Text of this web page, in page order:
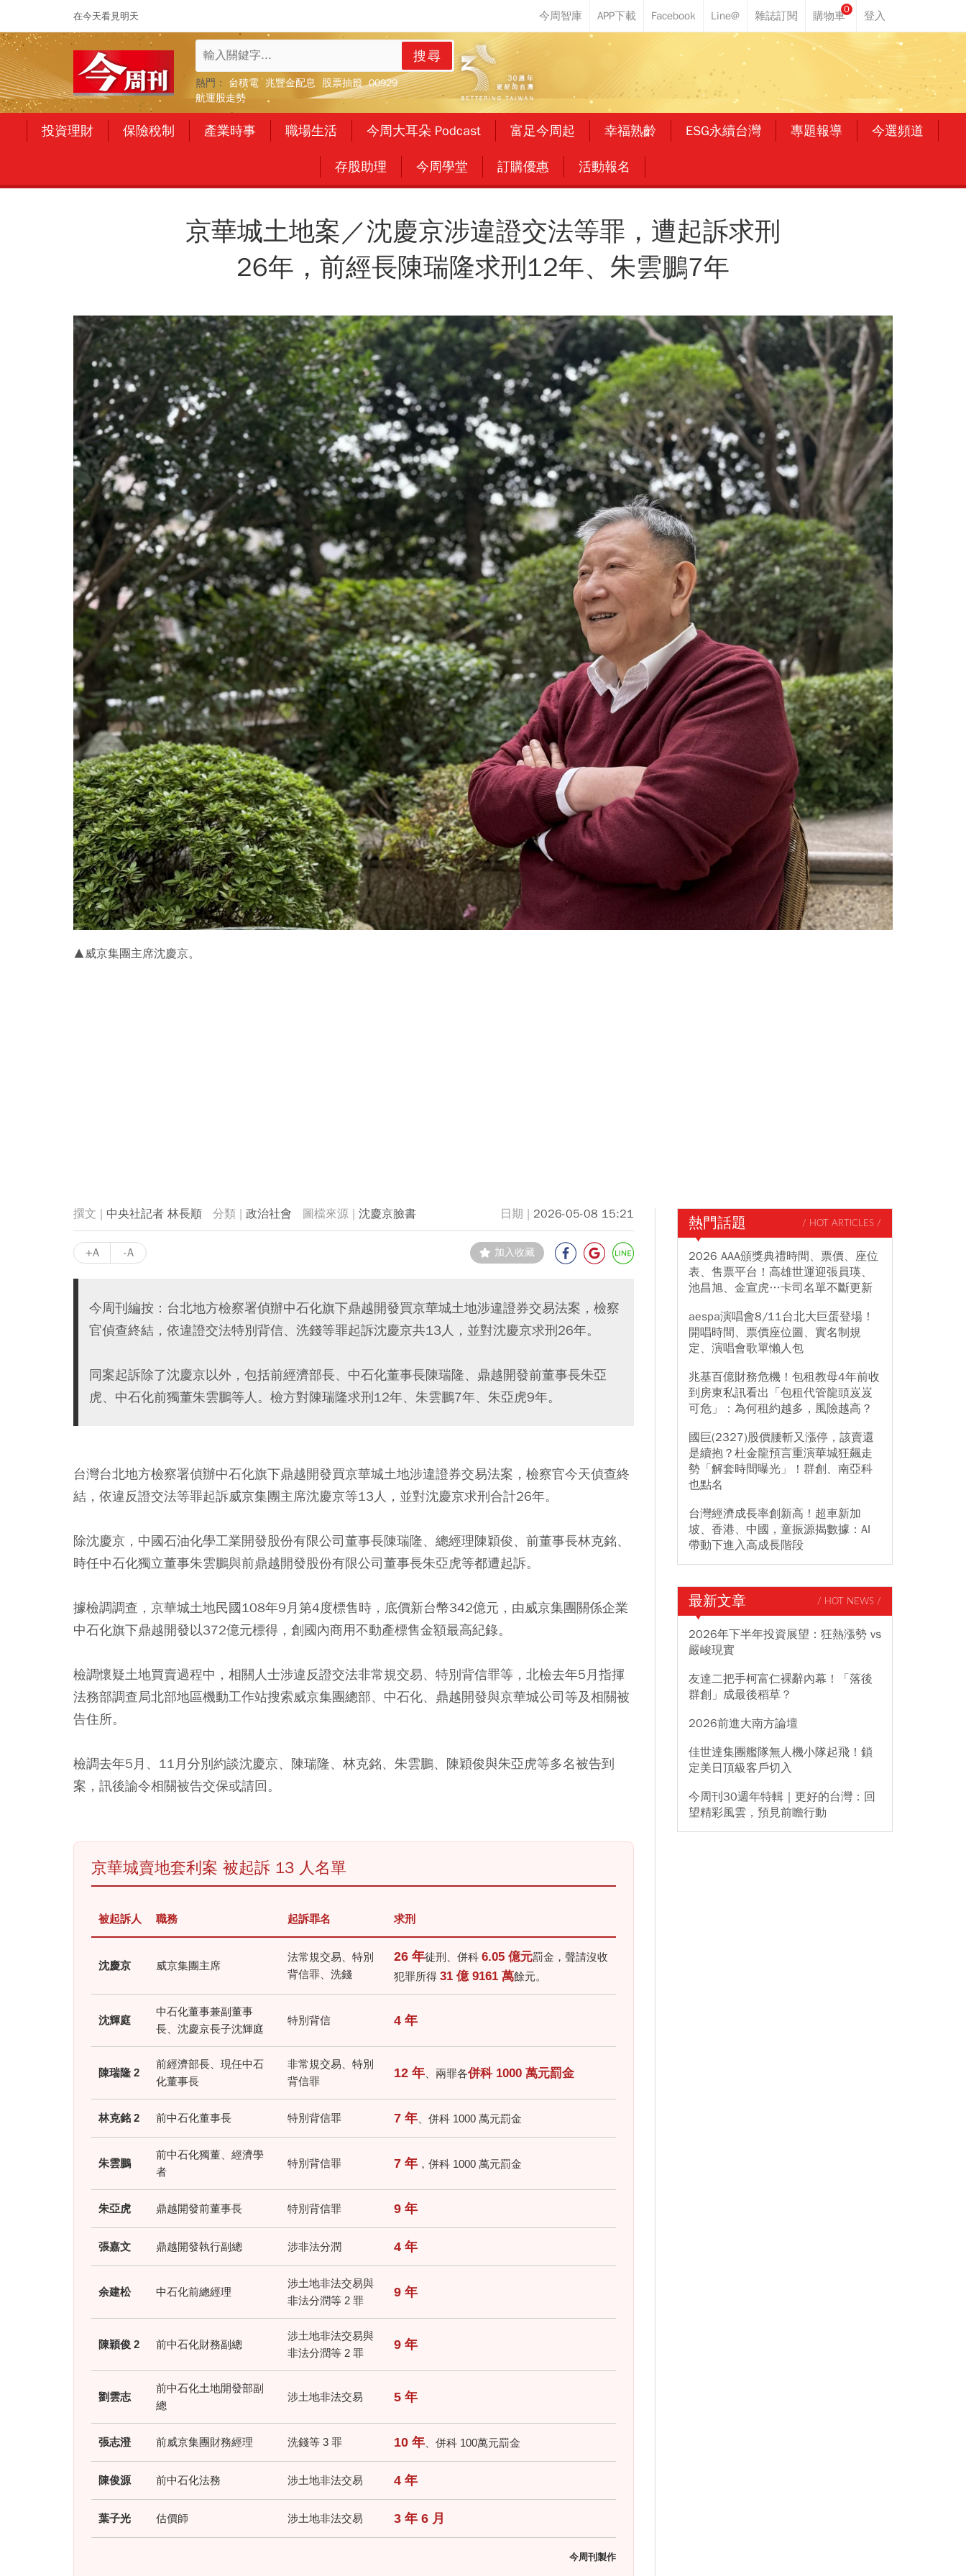
在今天看見明天
0
搜尋
熱門： 台積電 兆豐金配息 股票抽籤 00929
航運股走勢
投資理財 保險稅制 產業時事 職場生活 今周大耳朵 Podcast 富足今周起 幸福熟齡 ESG永續台灣 專題報導 今選頻道
存股助理 今周學堂 訂購優惠 活動報名
京華城土地案／沈慶京涉違證交法等罪，遭起訴求刑
26年，前經長陳瑞隆求刑12年、朱雲鵬7年
▲威京集團主席沈慶京。
中央社記者 林長順 政治社會 沈慶京臉書 2026-05-08 15:21
+A -A 加入收藏
今周刊編按：台北地方檢察署偵辦中石化旗下鼎越開發買京華城土地涉違證券交易法案，檢察
官偵查終結，依違證交法特別背信、洗錢等罪起訴沈慶京共13人，並對沈慶京求刑26年。
同案起訴除了沈慶京以外，包括前經濟部長、中石化董事長陳瑞隆、鼎越開發前董事長朱亞
虎、中石化前獨董朱雲鵬等人。檢方對陳瑞隆求刑12年、朱雲鵬7年、朱亞虎9年。
台灣台北地方檢察署偵辦中石化旗下鼎越開發買京華城土地涉違證券交易法案，檢察官今天偵查終
結，依違反證交法等罪起訴威京集團主席沈慶京等13人，並對沈慶京求刑合計26年。
除沈慶京，中國石油化學工業開發股份有限公司董事長陳瑞隆、總經理陳穎俊、前董事長林克銘、
時任中石化獨立董事朱雲鵬與前鼎越開發股份有限公司董事長朱亞虎等都遭起訴。
據檢調調查，京華城土地民國108年9月第4度標售時，底價新台幣342億元，由威京集團關係企業
中石化旗下鼎越開發以372億元標得，創國內商用不動產標售金額最高紀錄。
檢調懷疑土地買賣過程中，相關人士涉違反證交法非常規交易、特別背信罪等，北檢去年5月指揮
法務部調查局北部地區機動工作站搜索威京集團總部、中石化、鼎越開發與京華城公司等及相關被
告住所。
檢調去年5月、11月分別約談沈慶京、陳瑞隆、林克銘、朱雲鵬、陳穎俊與朱亞虎等多名被告到
案，訊後諭令相關被告交保或請回。
京華城賣地套利案 被起訴 13 人名單
被起訴人 職務 起訴罪名 求刑
沈慶京 威京集團主席
法常規交易、特別
背信罪、洗錢
26 年徒刑、併科 6.05 億元罰金，聲請沒收
犯罪所得 31 億 9161 萬餘元。
沈輝庭
中石化董事兼副董事
長、沈慶京長子沈輝庭
特別背信 4 年
陳瑞隆 2
前經濟部長、現任中石
化董事長
非常規交易、特別
背信罪
12 年 、兩罪各併科 1000 萬元罰金
林克銘 2 前中石化董事長 特別背信罪 7 年 、併科 1000 萬元罰金
朱雲鵬
前中石化獨董、經濟學
者
特別背信罪 7 年 ，併科 1000 萬元罰金
朱亞虎 鼎越開發前董事長 特別背信罪 9 年
張嘉文 鼎越開發執行副總 涉非法分潤 4 年
余建松 中石化前總經理
涉土地非法交易與
非法分潤等 2 罪
9 年
陳穎俊 2 前中石化財務副總
涉土地非法交易與
非法分潤等 2 罪
9 年
劉雲志
前中石化土地開發部副
總
涉土地非法交易 5 年
張志澄 前威京集團財務經理 洗錢等 3 罪 10 年 、併科 100萬元罰金
陳俊源 前中石化法務 涉土地非法交易 4 年
葉子光 估價師 涉土地非法交易 3 年 6 月
今周刊製作
熱門話題 / HOT ARTICLES /
2026 AAA頒獎典禮時間、票價、座位
表、售票平台！高雄世運迎張員瑛、
池昌旭、金宣虎…卡司名單不斷更新
aespa演唱會8/11台北大巨蛋登場！
開唱時間、票價座位圖、實名制規
定、演唱會歌單懶人包
兆基百億財務危機！包租教母4年前收
到房東私訊看出「包租代管龍頭岌岌
可危」：為何租約越多，風險越高？
國巨(2327)股價腰斬又漲停，該賣還
是續抱？杜金龍預言重演華城狂飆走
勢「解套時間曝光」！群創、南亞科
也點名
台灣經濟成長率創新高！超車新加
坡、香港、中國，童振源揭數據：AI
帶動下進入高成長階段
最新文章 / HOT NEWS /
2026年下半年投資展望：狂熱漲勢 vs
嚴峻現實
友達二把手柯富仁裸辭內幕！「落後
群創」成最後稻草？
2026前進大南方論壇
佳世達集團艦隊無人機小隊起飛！鎖
定美日頂級客戶切入
今周刊30週年特輯｜更好的台灣：回
望精彩風雲，預見前瞻行動